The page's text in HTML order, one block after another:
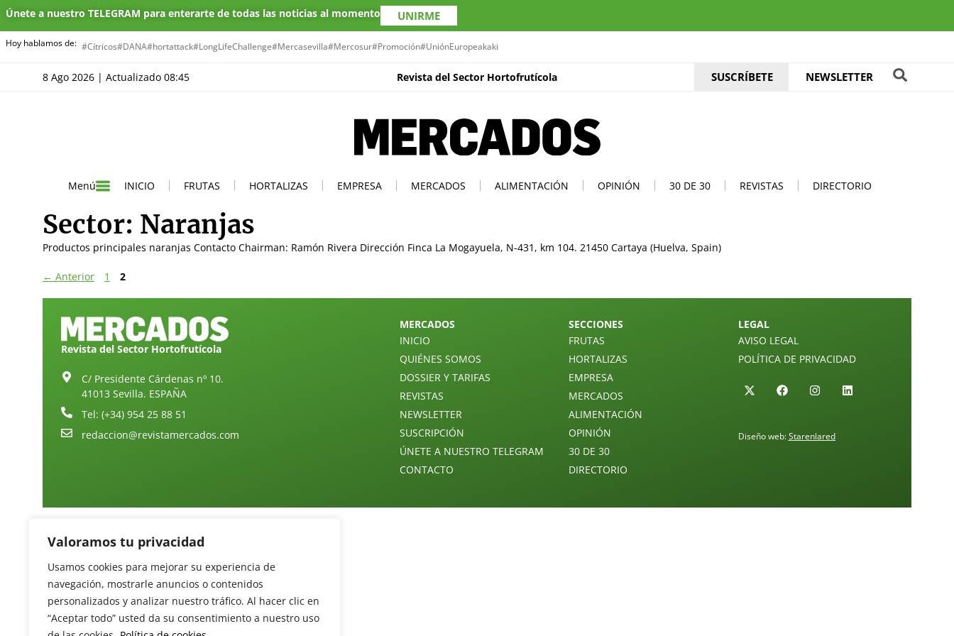
Valoramos tu privacidad
Usamos cookies para mejorar su experiencia de
navegación, mostrarle anuncios o contenidos
personalizados y analizar nuestro tráfico. Al hacer clic en
“Aceptar todo” usted da su consentimiento a nuestro uso
Únete a nuestro TELEGRAM para enterarte de todas las noticias al momento UNIRME
Hoy hablamos de: #Cítricos#DANA#hortattack#LongLifeChallenge#Mercasevilla#Mercosur#Promoción#UniónEuropeakaki
8 Ago 2026 | Actualizado 08:45 Revista del Sector Hortofrutícola SUSCRÍBETE NEWSLETTER
Menú INICIO FRUTAS HORTALIZAS EMPRESA MERCADOS ALIMENTACIÓN OPINIÓN 30 DE 30 REVISTAS DIRECTORIO
Sector: Naranjas
Productos principales naranjas Contacto Chairman: Ramón Rivera Dirección Finca La Mogayuela, N-431, km 104. 21450 Cartaya (Huelva, Spain)
← Anterior 1 2
Revista del Sector Hortofrutícola
C/ Presidente Cárdenas nº 10.
41013 Sevilla. ESPAÑA
Tel: (+34) 954 25 88 51
redaccion@revistamercados.com
MERCADOS
INICIO
QUIÉNES SOMOS
DOSSIER Y TARIFAS
REVISTAS
NEWSLETTER
SUSCRIPCIÓN
ÚNETE A NUESTRO TELEGRAM
CONTACTO
SECCIONES
FRUTAS
HORTALIZAS
EMPRESA
MERCADOS
ALIMENTACIÓN
OPINIÓN
30 DE 30
DIRECTORIO
LEGAL
AVISO LEGAL
POLÍTICA DE PRIVACIDAD
Diseño web:Starenlared